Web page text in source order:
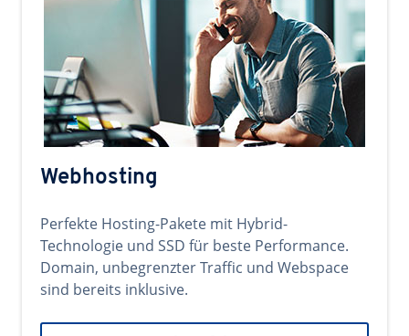
Webhosting
Perfekte Hosting-Pakete mit Hybrid-
Technologie und SSD für beste Performance.
Domain, unbegrenzter Traffic und Webspace
sind bereits inklusive.